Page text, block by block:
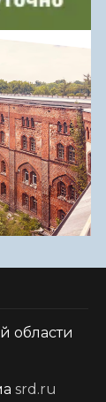
области
srd.ru